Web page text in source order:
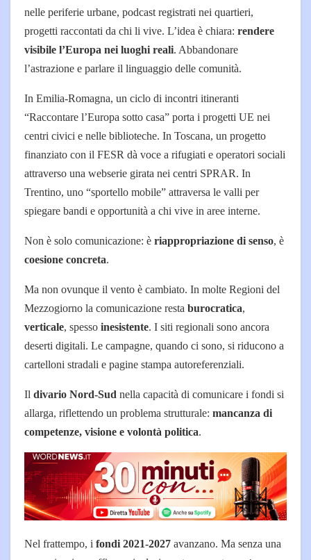
nelle periferie urbane, podcast registrati nei quartieri,
progetti raccontati da chi li vive. L’idea è chiara: rendere
visibile l’Europa nei luoghi reali. Abbandonare
l’astrazione e parlare il linguaggio delle comunità.
In Emilia-Romagna, un ciclo di incontri itineranti
“Raccontare l’Europa sotto casa” porta i progetti UE nei
centri civici e nelle biblioteche. In Toscana, un progetto
finanziato con il FESR dà voce a rifugiati e operatori sociali
attraverso una webserie girata nei centri SPRAR. In
Trentino, uno “sportello mobile” attraversa le valli per
spiegare bandi e opportunità a chi vive in aree interne.
Non è solo comunicazione: è riappropriazione di senso, è
coesione concreta.
Ma non ovunque il vento è cambiato. In molte Regioni del
Mezzogiorno la comunicazione resta burocratica,
verticale, spesso inesistente. I siti regionali sono ancora
deserti digitali. Le campagne, quando ci sono, si riducono a
cartelloni stradali e pagine stampa autoreferenziali.
Il divario Nord-Sud nella capacità di comunicare i fondi si
allarga, riflettendo un problema strutturale: mancanza di
competenze, visione e volontà politica.
Nel frattempo, i fondi 2021-2027 avanzano. Ma senza una